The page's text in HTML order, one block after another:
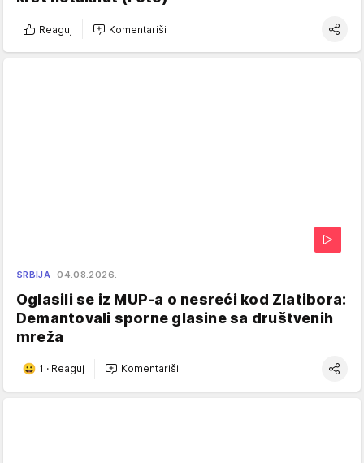
Reaguj Komentariši
SRBIJA 04.08.2026.
Oglasili se iz MUP-a o nesreći kod Zlatibora:
Demantovali sporne glasine sa društvenih
mreža
1 · Reaguj Komentariši